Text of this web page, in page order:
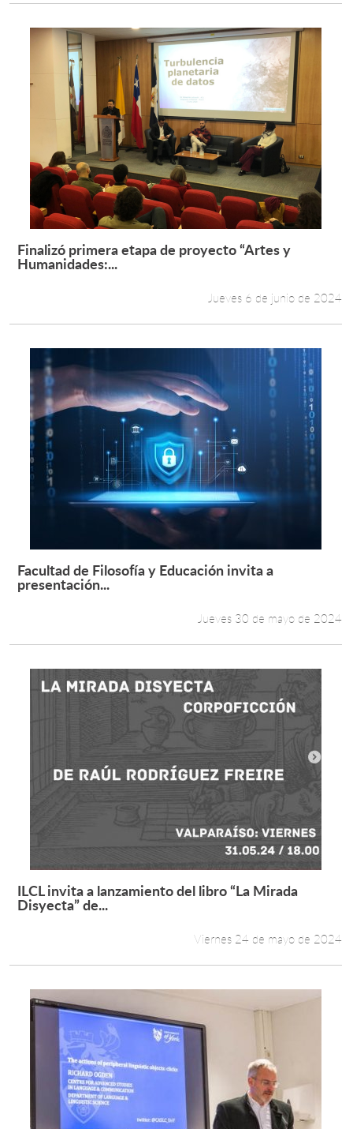
Leer más +
Finalizó primera etapa de proyecto “Artes y
Humanidades:...
Jueves 6 de junio de 2024
Leer más +
Facultad de Filosofía y Educación invita a
presentación...
Jueves 30 de mayo de 2024
Leer más +
ILCL invita a lanzamiento del libro “La Mirada
Disyecta” de...
Viernes 24 de mayo de 2024